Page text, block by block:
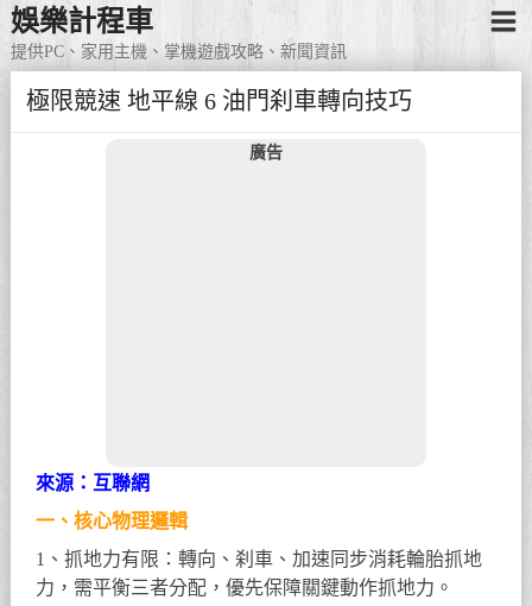
娛樂計程車
提供PC、家用主機、掌機遊戲攻略、新聞資訊
極限競速 地平線 6 油門刹車轉向技巧
廣告
來源：互聯網
一、核心物理邏輯
1、抓地力有限：轉向、刹車、加速同步消耗輪胎抓地
力，需平衡三者分配，優先保障關鍵動作抓地力。